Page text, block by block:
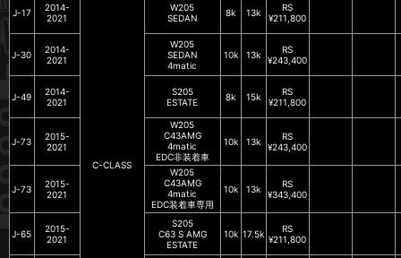
C-CLASS
J-17
2014-
2021
W205
SEDAN
8k 13k
RS
¥211,800
J-30
2014-
2021
W205
SEDAN
4matic
10k 13k
RS
¥243,400
J-49
2014-
2021
S205
ESTATE
8k 15k
RS
¥211,800
J-73
2015-
2021
W205
C43AMG
4matic
EDC非装着車
10k 13k
RS
¥243,400
J-73
2015-
2021
W205
C43AMG
4matic
EDC装着車専用
10k 13k
RS
¥343,400
J-65
2015-
2021
S205
C63 S AMG
ESTATE
10k 17.5k
RS
¥211,800